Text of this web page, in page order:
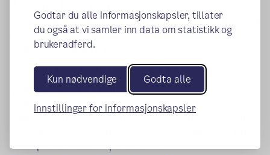
Godtar du alle informasjonskapsler, tillater
du også at vi samler inn data om statistikk og
brukeradferd.
Kun nødvendige Godta alle
Innstillinger for informasjonskapsler
Vi henter kontaktinformasjon til foresatte fra Kontakt- og
reservasjonsregisteret (KRR).Hvis det er feil, kan du
endre opplysningene her
Hvis du har barn under 18 år i
videregående skole:
Du kan endre telefonnummer og e-postadresse ved å
logge deg inn på via skolens nettside. På nettsiden finner
via ID-porten. Klikk inn på ikonet «VIS».